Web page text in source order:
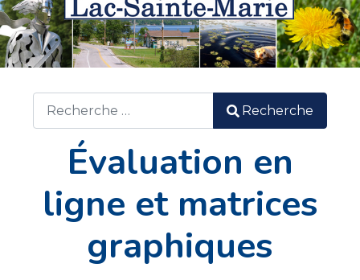
Recherche
Recherche
Évaluation en
ligne et matrices
graphiques